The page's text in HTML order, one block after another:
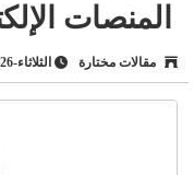
المنصات
مقالات مختارة الثلاثاء-2026-02-03 | 09:24 am